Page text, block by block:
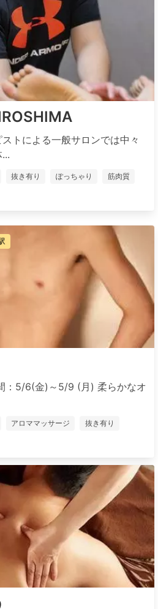
トによる一般サロンでは中々
抜き有り ぽっちゃり 筋肉質
：5/6(金)～5/9 (月) 柔らかなオ
アロママッサージ 抜き有り